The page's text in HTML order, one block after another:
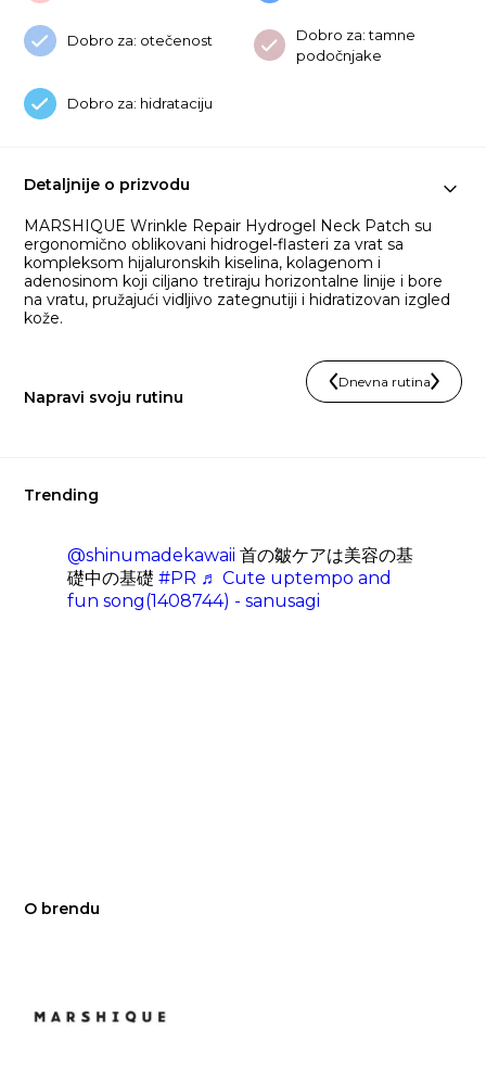
Dobro za: otečenost
Dobro za: tamne
podočnjake
Dobro za: hidrataciju
Detaljnije o prizvodu
MARSHIQUE Wrinkle Repair Hydrogel Neck Patch su
ergonomično oblikovani hidrogel-flasteri za vrat sa
kompleksom hijaluronskih kiselina, kolagenom i
adenosinom koji ciljano tretiraju horizontalne linije i bore
na vratu, pružajući vidljivo zategnutiji i hidratizovan izgled
kože.
Napravi svoju rutinu
Dnevna rutina
Trending
@shinumadekawaii 首の皺ケアは美容の基
礎中の基礎#PR ♬ Cute uptempo and
fun song(1408744) - sanusagi
O brendu